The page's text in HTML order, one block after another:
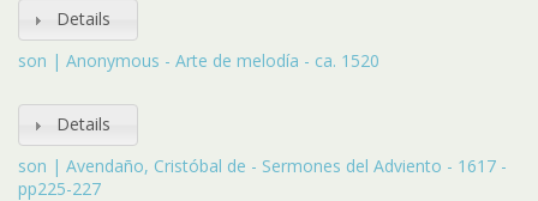
Details
son | Anonymous - Arte de melodía - ca. 1520
Details
son | Avendaño, Cristóbal de - Sermones del Adviento - 1617 -
pp225-227